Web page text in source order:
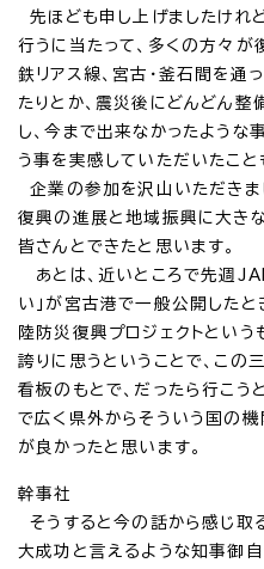
先ほども申し上げましたけれ
行うに当たって、多くの方々が
鉄リアス線、宮古・釜石間を通
たりとか、震災後にどんどん整
し、今まで出来なかったような
う事を実感していただいたこと
企業の参加を沢山いただきま
復興の進展と地域振興に大き
皆さんとできたと思います。
あとは、近いところで先週
い」が宮古港で一般公開した
陸防災復興プロジェクトという
誇りに思うということで、この
看板のもとで、だったら行こう
で広く県外からそういう国の
が良かったと思います。
幹事社
そうすると今の話から感じ取
大成功と言えるような知事御